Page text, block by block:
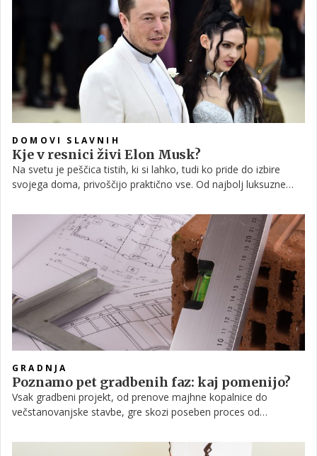
prednosti strešnih oken – poleg obilice svetlobe, seveda.
DOMOVI SLAVNIH
Kje v resnici živi Elon Musk?
Na svetu je peščica tistih, ki si lahko, tudi ko pride do izbire
svojega doma, privoščijo praktično vse. Od najbolj luksuzne
podmornice v bazenu – najbogatejši nimajo težav z domišljijo,
kaj vse bi si še omislili v svojih domovih.
GRADNJA
Poznamo pet gradbenih faz: kaj pomenijo?
Vsak gradbeni projekt, od prenove majhne kopalnice do
večstanovanjske stavbe, gre skozi poseben proces od
gradnja hiše, je še posebej pomembno, da projekt kar se da